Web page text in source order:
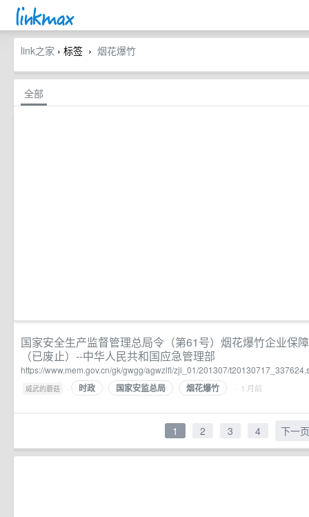
link之家 › 标签 › 烟花爆竹
全部
国家安全生产监督管理总局令（第61号）烟花爆竹企业保
（已废止）--中华人民共和国应急管理部
https://www.mem.gov.cn/gk/gwgg/agwzlfl/zjl_01/201307/
威武的蘑菇 · 时政 国家安监总局 烟花爆竹 · 1 月前
1 2 3 4 下一页